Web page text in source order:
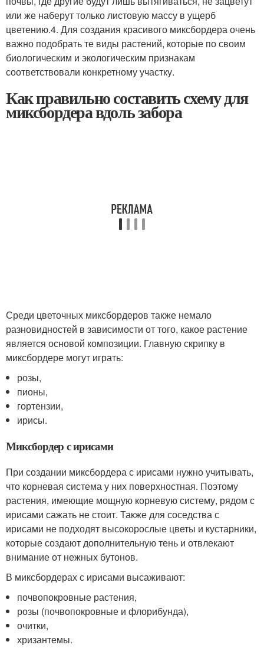
или же наберут только листовую массу в ущерб
цветению.4. Для создания красивого миксбордера очень
важно подобрать те виды растений, которые по своим
биологическим и экологическим признакам
соответствовали конкретному участку.
Как правильно составить схему для
миксбордера вдоль забора
Среди цветочных миксбордеров также немало
разновидностей в зависимости от того, какое растение
является основой композиции. Главную скрипку в
миксбордере могут играть:
розы,
пионы,
гортензии,
ирисы.
Миксбордер с ирисами
При создании миксбордера с ирисами нужно учитывать,
что корневая система у них поверхностная. Поэтому
растения, имеющие мощную корневую систему, рядом с
ирисами сажать не стоит. Также для соседства с
ирисами не подходят высокорослые цветы и кустарники,
которые создают дополнительную тень и отвлекают
внимание от нежных бутонов.
В миксбордерах с ирисами высаживают:
почвопокровные растения,
розы (почвопокровные и флорибунда),
очитки,
хризантемы.